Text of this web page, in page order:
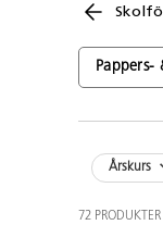
Pappers-
Årskurs
72 PRODUKTER